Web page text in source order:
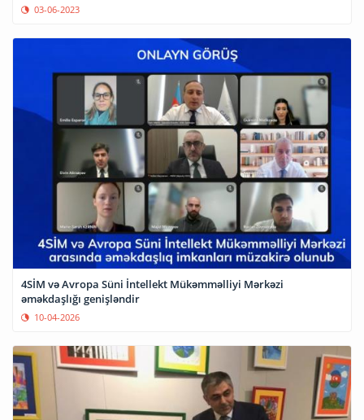
03-06-2023
4SİM və Avropa Süni İntellekt Mükəmməlliyi Mərkəzi
əməkdaşlığı genişləndir
10-04-2026